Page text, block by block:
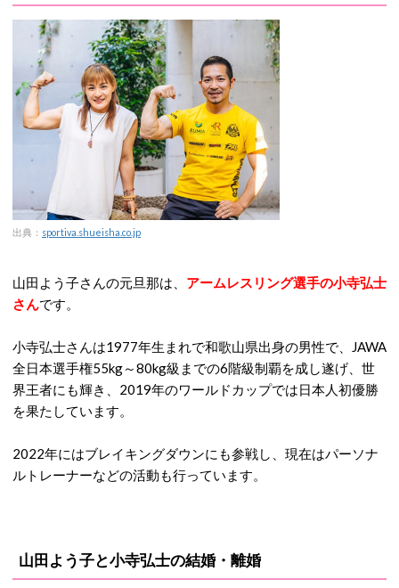
出典： sportiva.shueisha.co.jp
山田よう子さんの元旦那は、 アームレスリング選手の小寺弘士
さんです。
小寺弘士さんは1977年生まれで和歌山県出身の男性で、JAWA
全日本選手権55kg～80kg級までの6階級制覇を成し遂げ、世
界王者にも輝き、2019年のワールドカップでは日本人初優勝
を果たしています。
2022年にはブレイキングダウンにも参戦し、現在はパーソナ
ルトレーナーなどの活動も行っています。
山田よう子と小寺弘士の結婚・離婚